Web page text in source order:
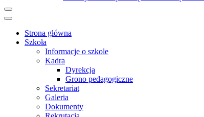
Strona główna
Szkoła
Informacje o szkole
Kadra
Dyrekcja
Grono pedagogiczne
Sekretariat
Galeria
Dokumenty